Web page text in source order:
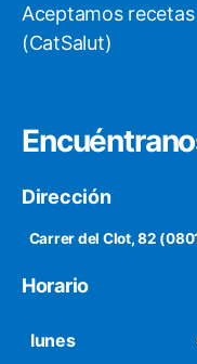
Aceptamos
(CatSalut)
Dirección
Carrer del Clot, 82
Horario
lunes